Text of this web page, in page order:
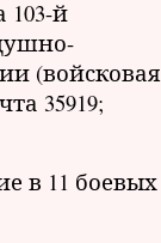
103-й
(войсковая
35919;
в 11 боевых